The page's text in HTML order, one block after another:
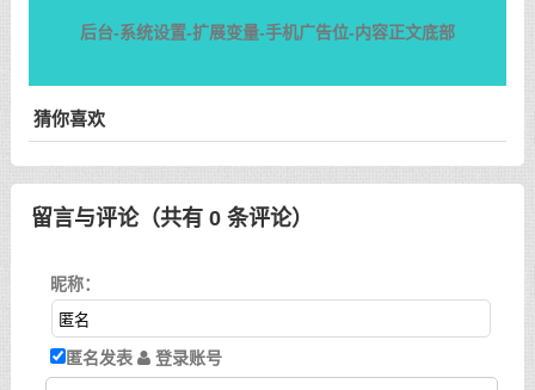
后台-系统设置-扩展变量-手机广告位-内容正文底部
猜你喜欢
留言与评论（共有 0条评论）
昵称：
匿名发表 登录账号